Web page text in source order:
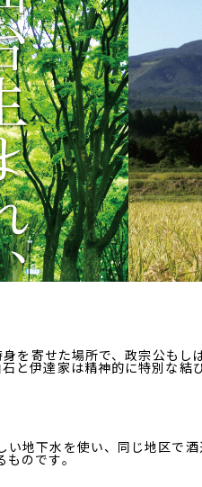
を寄せた場所で、政宗公もし
と伊達家は精神的に特別な結
地下水を使い、同じ地区で
ものです。